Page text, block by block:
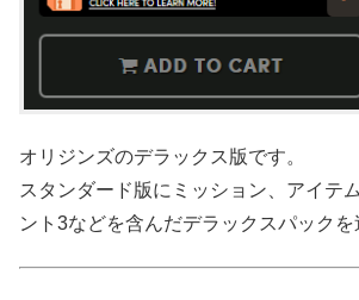
オリジンズのデラックス版です。
スタンダード版にミッション、アイテ
ント3などを含んだデラックスパックを